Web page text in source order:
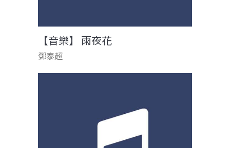
【音樂】 雨夜花
鄧泰超